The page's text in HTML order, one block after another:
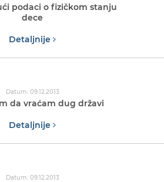
podaci o fizičkom stanju
dece
Detaljnije
Datum: 09.12.2013
da vraćam dug državi
Detaljnije
Datum: 09.12.2013